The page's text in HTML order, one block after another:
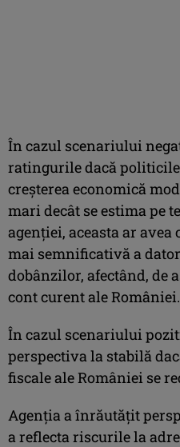
În cazul scenariului
ratingurile dacă
creşterea economică
mari decât se estima pe
agenţiei, aceasta ar
mai semnificativă a
dobânzilor, afectând, de
cont curent ale României.
În cazul scenariului
perspectiva la stabilă
fiscale ale României se
Agenţia a înrăutăţit
a reflecta riscurile la